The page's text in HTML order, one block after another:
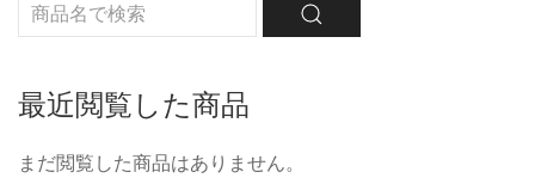
最近閲覧した商品
まだ閲覧した商品はありません。